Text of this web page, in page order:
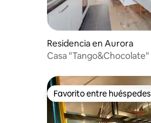
Residencia en Aurora
Casa "Tango&Chocolate"
Favorito entre huéspedes
Favorito entre huéspedes